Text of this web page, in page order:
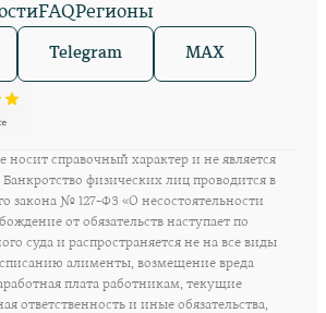
FAQРегионы
Telegram MAX
носит справочный характер и не является
физических лиц проводится в
закона № 127-ФЗ «О несостоятельности
от обязательств наступает по
суда и распространяется не на все виды
алименты, возмещение вреда
плата работникам, текущие
ответственность и иные обязательства,